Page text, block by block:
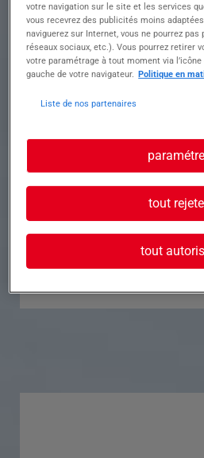
Référence
Contact
Tél.
Postuler à
votre navigation sur le site et les services
vous recevrez des publicités moins
naviguerez sur Internet, vous ne pourrez
réseaux sociaux, etc.). Vous pourrez retirer
votre paramétrage à tout moment via
gauche de votre navigateur. Politique en
Liste de nos partenaires
tout
tout